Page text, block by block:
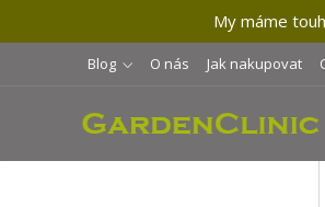
My máme
Blog O nás Jak nakupovat